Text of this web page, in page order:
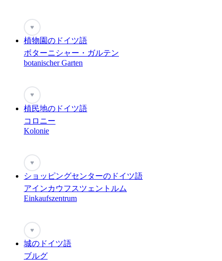
♥
植物園のドイツ語
ボターニシャー・ガルテン
botanischer Garten
♥
植民地のドイツ語
コロニー
Kolonie
♥
ショッピングセンターのドイツ語
アインカウフスツェントルム
Einkaufszentrum
♥
城のドイツ語
ブルグ